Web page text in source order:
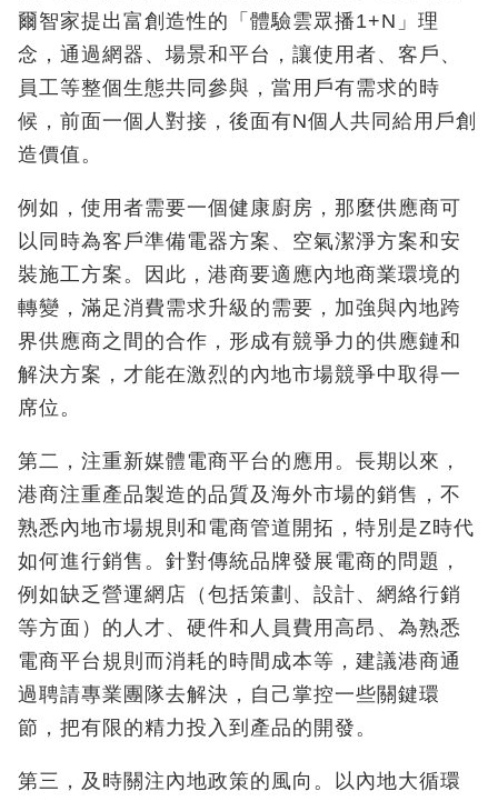
爾智家提出富創造性的「體驗雲眾播1+N」理
念，通過網器、場景和平台，讓使用者、客戶、
員工等整個生態共同參與，當用戶有需求的時
候，前面一個人對接，後面有N個人共同給用戶創
造價值。
例如，使用者需要一個健康廚房，那麼供應商可
以同時為客戶準備電器方案、空氣潔淨方案和安
裝施工方案。因此，港商要適應內地商業環境的
轉變，滿足消費需求升級的需要，加強與內地跨
界供應商之間的合作，形成有競爭力的供應鏈和
解決方案，才能在激烈的內地市場競爭中取得一
席位。
第二，注重新媒體電商平台的應用。長期以來，
港商注重產品製造的品質及海外市場的銷售，不
熟悉內地市場規則和電商管道開拓，特別是Z時代
如何進行銷售。針對傳統品牌發展電商的問題，
例如缺乏營運網店（包括策劃、設計、網絡行銷
等方面）的人才、硬件和人員費用高昂、為熟悉
電商平台規則而消耗的時間成本等，建議港商通
過聘請專業團隊去解決，自己掌控一些關鍵環
節，把有限的精力投入到產品的開發。
第三，及時關注內地政策的風向。以內地大循環